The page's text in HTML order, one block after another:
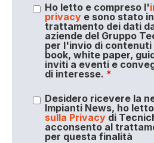
Ho letto e compreso l'
privacye sono stato
trattamento dei dati
aziende del Gruppo
per l'invio di
book, white paper,
inviti a eventi e
di interesse. *
Desidero ricevere la
Impianti News, ho
sulla Privacydi
acconsento al
per questa finalità